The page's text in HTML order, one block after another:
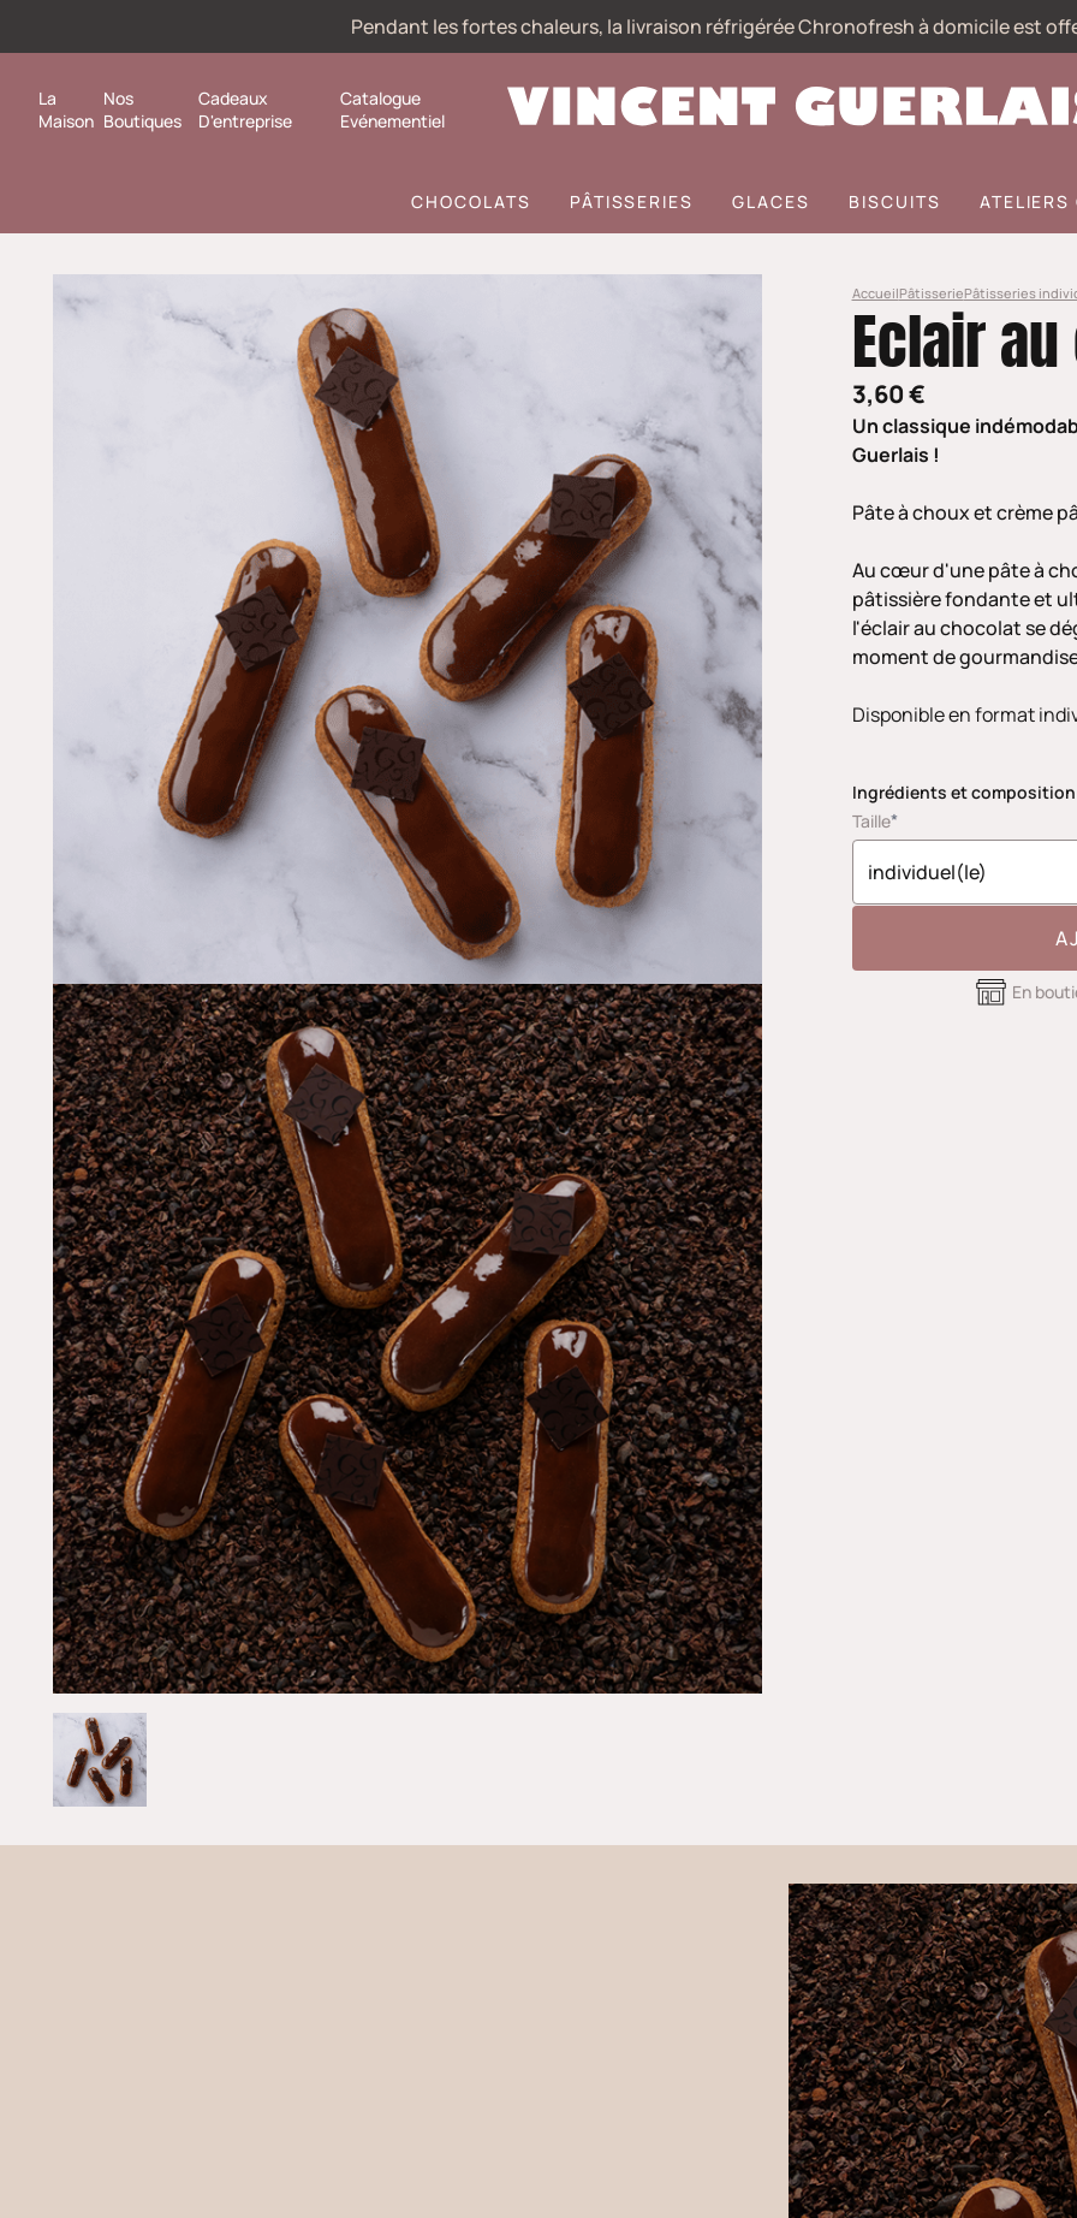
Pendant les fortes chaleurs, la livraison réfrigérée Chronofresh à domicile est
CHOCOLATS PÂTISSERIES GLACES BISCUITS
La
Maison
Nos
Boutiques
Cadeaux
D'entreprise
Catalogue
Evénementiel
AccueilPâtisseriePâtisseries
Eclair
3,60 €
Un classique
Guerlais !
Pâte à choux et crème
Au cœur d'une pâte à
pâtissière fondante et
l'éclair au chocolat se
moment de
Disponible en format
Ingrédients et composition
Taille*
En